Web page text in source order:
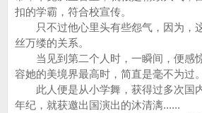
扣的学霸，符合校宣传。
只不过他心里头有些怨气，因为，
丝万缕的关系。
当见到第二个人时，一瞬间，便感
容她的美境界最高时，简直是毫不为过。
此人便是从小学舞，获得过多次国
年纪，就获邀出国演出的沐清漓......